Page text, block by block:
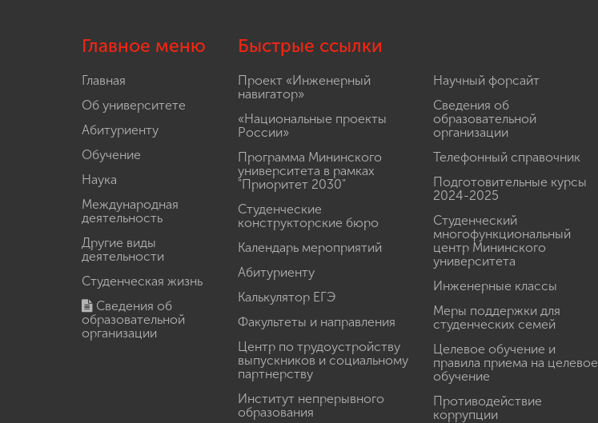
Главное меню
Главная
Об университете
Абитуриенту
Обучение
Наука
Международная
деятельность
Другие виды
деятельности
Студенческая жизнь
Сведения об
образовательной
организации
Быстрые ссылки
Проект «Инженерный
навигатор»
«Национальные проекты
России»
Программа Мининского
университета в рамках
"Приоритет 2030"
Студенческие
конструкторские бюро
Календарь мероприятий
Абитуриенту
Калькулятор ЕГЭ
Факультеты и направления
Центр по трудоустройству
выпускников и социальному
партнерству
Институт непрерывного
образования
Научный форсайт
Сведения об
образовательной
организации
Телефонный справочник
Подготовительные курсы
2024-2025
Студенческий
многофункциональный
центр Мининского
университета
Инженерные классы
Меры поддержки для
студенческих семей
Целевое обучение и
правила приема на целевое
обучение
Противодействие
коррупции